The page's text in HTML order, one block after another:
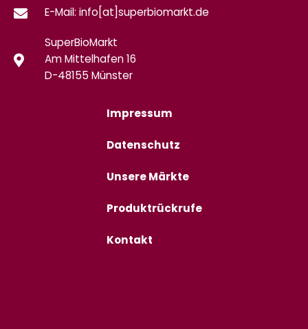
E-Mail: info[at]superbiomarkt.de
SuperBioMarkt
Am Mittelhafen 16
D-48155 Münster
Impressum
Datenschutz
Unsere Märkte
Produktrückrufe
Kontakt